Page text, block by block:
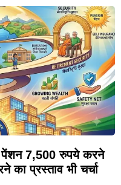
7,500 रुपये करने
का प्रस्ताव भी चर्चा